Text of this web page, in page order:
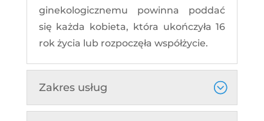
ginekologicznemu powinna poddać
się każda kobieta, która ukończyła 16
rok życia lub rozpoczęła współżycie.
Zakres usług